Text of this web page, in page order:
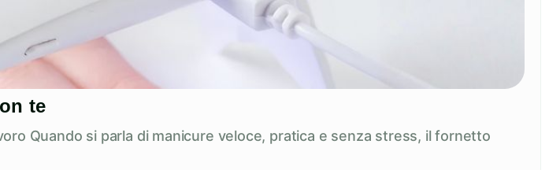
te
Quando si parla di manicure veloce, pratica e senza stress, il fornetto